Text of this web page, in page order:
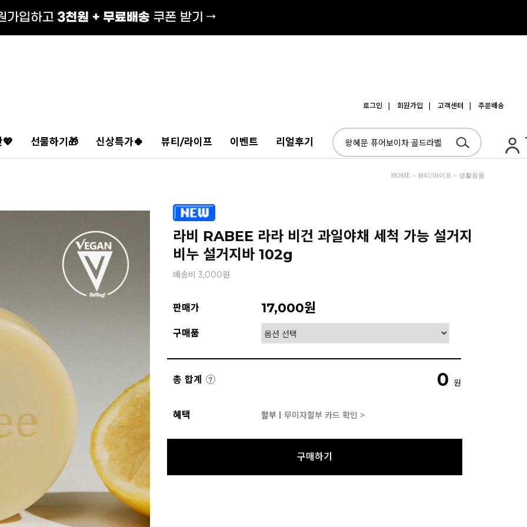
로그인 | 회원가입 | 고객센터 | 주문배송
💖 선물하기🎁 신상특가🍀 뷰티/라이프 이벤트 리얼후기
HOME > 뷰티/라이프 > 생활용품
라비 RABEE 라라 비건 과일야채 세척 가능 설거지
비누 설거지바 102g
배송비 3,000원
판매가 17,000원
구매품
총 합계 0 원
혜택 할부ㅣ 무이자할부 카드 확인 >
구매하기